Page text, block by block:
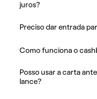
juros?
Preciso dar entrada
Como funciona o
Posso usar a carta
lance?